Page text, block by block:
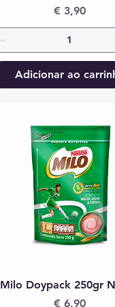
Preço
€ 3,90
Adicionar ao
Visualização rápida
Milo Doypack 250gr
Preço
€ 6,90